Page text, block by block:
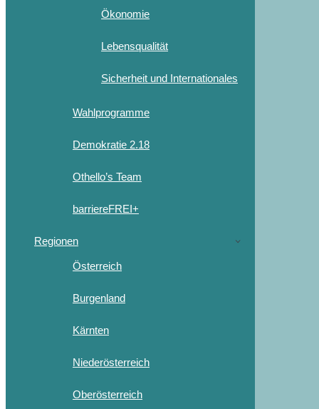
Ökonomie
Lebensqualität
Sicherheit und Internationales
Wahlprogramme
Demokratie 2.18
Othello’s Team
barriereFREI+
Regionen
Österreich
Burgenland
Kärnten
Niederösterreich
Oberösterreich